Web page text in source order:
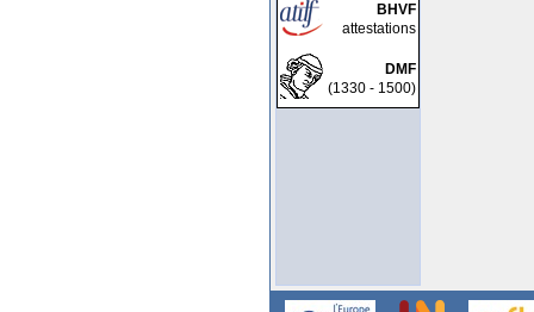
BHVF
attestations
DMF
(1330 - 1500)